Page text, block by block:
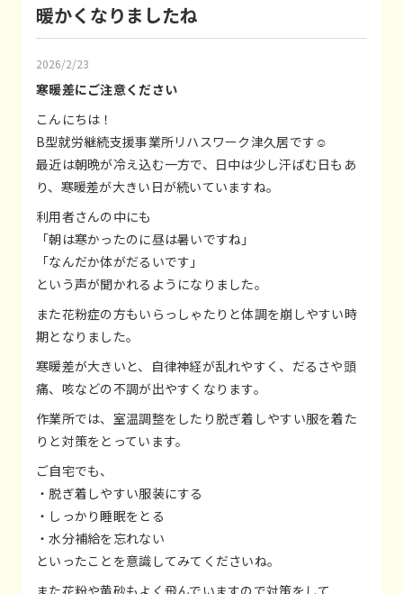
暖かくなりましたね
2026/2/23
寒暖差にご注意ください
こんにちは！
B型就労継続支援事業所リハスワーク津久居です☺️
最近は朝晩が冷え込む一方で、日中は少し汗ばむ日もあ
り、寒暖差が大きい日が続いていますね。
利用者さんの中にも
「朝は寒かったのに昼は暑いですね」
「なんだか体がだるいです」
という声が聞かれるようになりました。
また花粉症の方もいらっしゃたりと体調を崩しやすい時
期となりました。
寒暖差が大きいと、自律神経が乱れやすく、だるさや頭
痛、咳などの不調が出やすくなります。
作業所では、室温調整をしたり脱ぎ着しやすい服を着た
りと対策をとっています。
ご自宅でも、
・脱ぎ着しやすい服装にする
・しっかり睡眠をとる
・水分補給を忘れない
といったことを意識してみてくださいね。
また花粉や黄砂もよく飛んでいますので対策をして